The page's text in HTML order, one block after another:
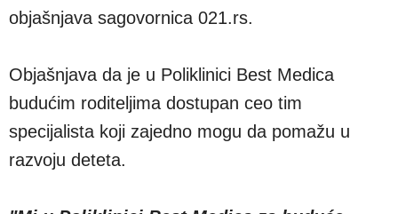
objašnjava sagovornica 021.rs.
Objašnjava da je u Poliklinici Best Medica
budućim roditeljima dostupan ceo tim
specijalista koji zajedno mogu da pomažu u
razvoju deteta.